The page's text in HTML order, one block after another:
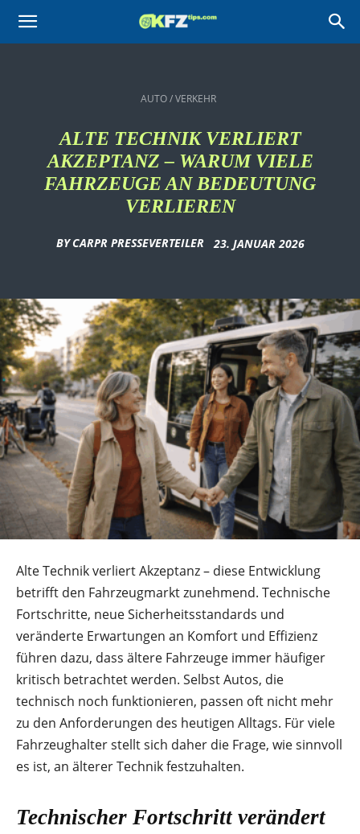
KFZtips.com
AUTO / VERKEHR
ALTE TECHNIK VERLIERT
AKZEPTANZ – WARUM VIELE
FAHRZEUGE AN BEDEUTUNG
VERLIEREN
BY CARPR PRESSEVERTEILER 23. JANUAR 2026
Alte Technik verliert Akzeptanz – diese Entwicklung
betrifft den Fahrzeugmarkt zunehmend. Technische
Fortschritte, neue Sicherheitsstandards und
veränderte Erwartungen an Komfort und Effizienz
führen dazu, dass ältere Fahrzeuge immer häufiger
kritisch betrachtet werden. Selbst Autos, die
technisch noch funktionieren, passen oft nicht mehr
zu den Anforderungen des heutigen Alltags. Für viele
Fahrzeughalter stellt sich daher die Frage, wie sinnvoll
es ist, an älterer Technik festzuhalten.
Technischer Fortschritt verändert